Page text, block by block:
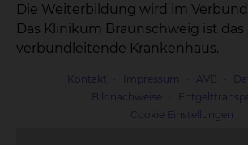
Die Weiterbildung wird im
Das Klinikum Braunschweig ist das
verbundleitende Krankenhaus.
Kontakt Impressum AVB
Bildnachweise
Cookie Einstellungen